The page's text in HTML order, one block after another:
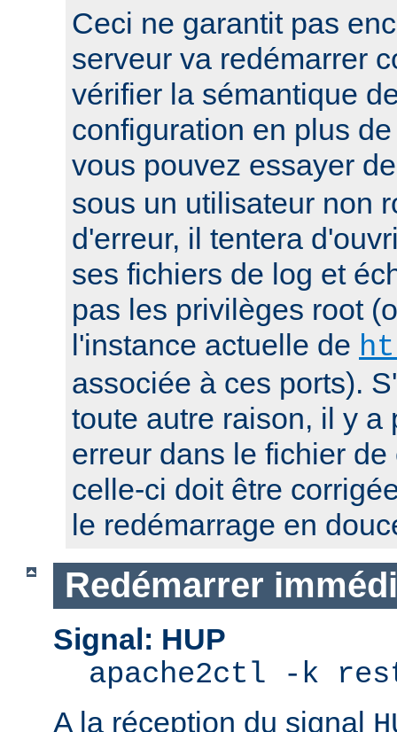
Ceci ne garantit pas
serveur va redémarrer
vérifier la sémantique
configuration en plus
vous pouvez essayer
sous un utilisateur non
d'erreur, il tentera
ses fichiers de log et
pas les privilèges root
l'instance actuelle de
associée à ces ports).
toute autre raison, il y a
erreur dans le fichier
celle-ci doit être
le redémarrage en
Redémarrer
Signal: HUP
apache2ctl -k
A la réception du signal